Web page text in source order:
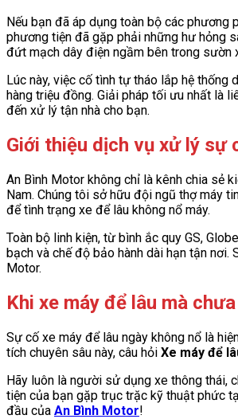
Nếu bạn đã áp dụng toàn bộ các phương
phương tiện đã gặp phải những hư hỏng
đứt mạch dây điện ngầm bên trong sườn
Lúc này, việc cố tình tự tháo lắp hệ thống
hàng triệu đồng. Giải pháp tối ưu nhất là
đến xử lý tận nhà cho bạn.
Giới thiệu dịch vụ xử lý sự
An Bình Motor không chỉ là kênh chia sẻ
Nam. Chúng tôi sở hữu đội ngũ thợ máy
để tình trạng xe để lâu không nổ máy.
Toàn bộ linh kiện, từ bình ắc quy GS,
bạch và chế độ bảo hành dài hạn tận
Motor.
Khi xe máy để lâu mà
Sự cố xe máy để lâu ngày không nổ là
tích chuyên sâu này, câu hỏi Xe máy để
Hãy luôn là người sử dụng xe thông thái,
tiện của bạn gặp trục trặc kỹ thuật phức
đầu của An Bình Motor!